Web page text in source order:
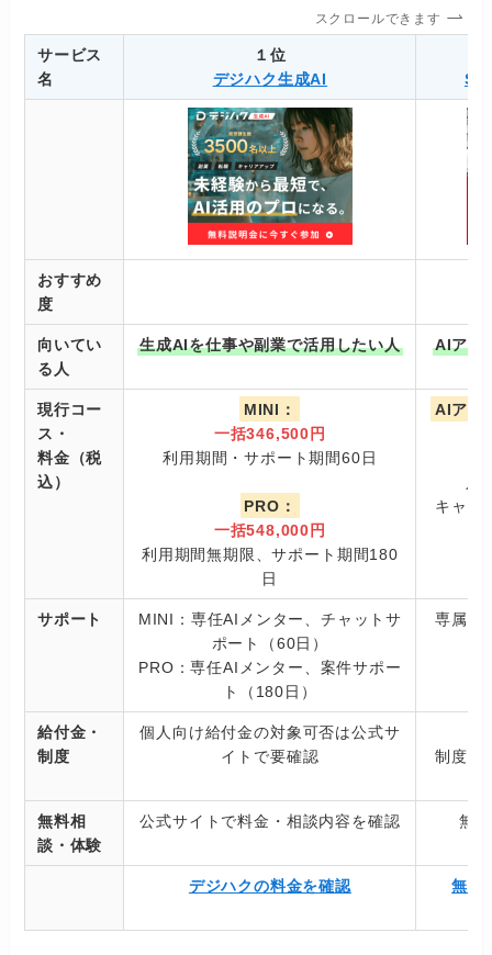
スクロールできます
サービス
名
１位
デジハク生成AI
おすすめ
度
向いてい
る人
生成AIを仕事や副業で活用したい人 AIアプ
現行コー
ス・
料金（税
込）
MINI：
一括346,500円
利用期間・サポート期間60日
PRO：
一括548,000円
利用期間無期限、サポート期間180
日
AIアプ
キャン
サポート
MINI：専任AIメンター、チャットサ
ポート（60日）
PRO：専任AIメンター、案件サポー
ト（180日）
専属エ
給付金・
制度
個人向け給付金の対象可否は公式サ
イトで要確認
制度・
無料相
談・体験
公式サイトで料金・相談内容を確認 無
デジハクの料金を確認 無料